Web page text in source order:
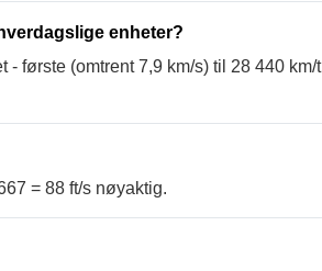
enheter?
første (omtrent 7,9 km/s) til 28 440 km/t
= 88 ft/s nøyaktig.